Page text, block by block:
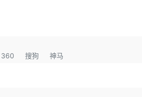
360 搜狗 神马